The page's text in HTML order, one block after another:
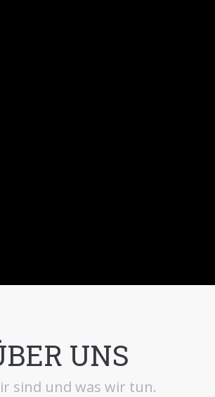
UNS
sind und was wir tun.